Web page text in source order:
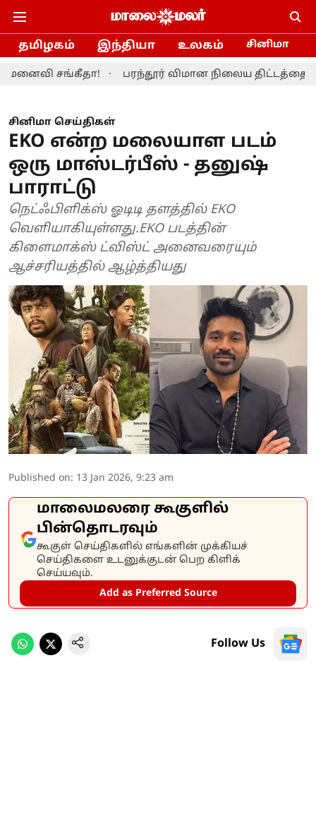
தமிழகம் இந்தியா உலகம் சினிமா
பரந்தூர் விமான நிலைய திட்டத்தை
சினிமா செய்திகள்
EKO என்ற மலையாள படம்
ஒரு மாஸ்டர்பீஸ் - தனுஷ்
பாராட்டு
நெட்ஃபிளிக்ஸ் ஓடிடி தளத்தில் EKO
வெளியாகியுள்ளது.EKO படத்தின்
கிளைமாக்ஸ் ட்விஸ்ட் அனைவரையும்
ஆச்சரியத்தில் ஆழ்த்தியது
Published on: 13 Jan 2026, 9:23 am
மாலைமலரை கூகுளில்
பின்தொடரவும்
கூகுள் செய்திகளில் எங்களின் முக்கியச்
செய்திகளை உடனுக்குடன் பெற கிளிக்
செய்யவும்.
Add as Preferred Source
Follow Us